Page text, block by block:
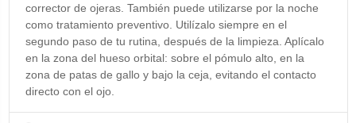
corrector de ojeras. También puede utilizarse por la noche
como tratamiento preventivo. Utilízalo siempre en el
segundo paso de tu rutina, después de la limpieza. Aplícalo
en la zona del hueso orbital: sobre el pómulo alto, en la
zona de patas de gallo y bajo la ceja, evitando el contacto
directo con el ojo.